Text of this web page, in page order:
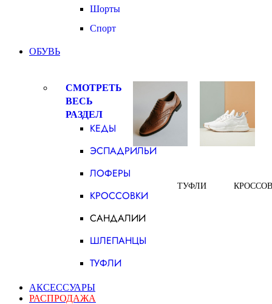
Шорты
Спорт
ОБУВЬ
СМОТРЕТЬ
ВЕСЬ
РАЗДЕЛ
КЕДЫ
ЭСПАДРИЛЬИ
ЛОФЕРЫ
КРОССОВКИ
САНДАЛИИ
ШЛЕПАНЦЫ
ТУФЛИ
ТУФЛИ
АКСЕССУАРЫ
РАСПРОДАЖА